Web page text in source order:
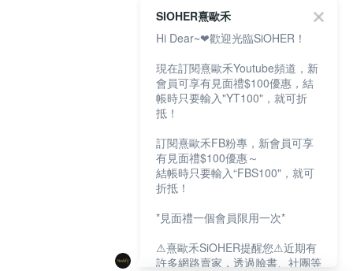
SIOHER熹歐禾
Hi Dear~❤歡迎光臨SiOHER！
現在訂閱熹歐禾Youtube頻道，新
會員可享有見面禮$100優惠，結
帳時只要輸入"YT100"，就可折
抵！
訂閱熹歐禾FB粉專，新會員可享
有見面禮$100優惠～
結帳時只要輸入“FBS100"，就可
折抵！
*見面禮一個會員限用一次*
⚠熹歐禾SiOHER提醒您⚠近期有
許多網路賣家，透過臉書、社團等